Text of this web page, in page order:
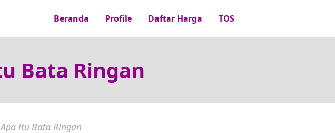
Beranda Profile Daftar Harga TOS
Bata Ringan
itu Bata Ringan